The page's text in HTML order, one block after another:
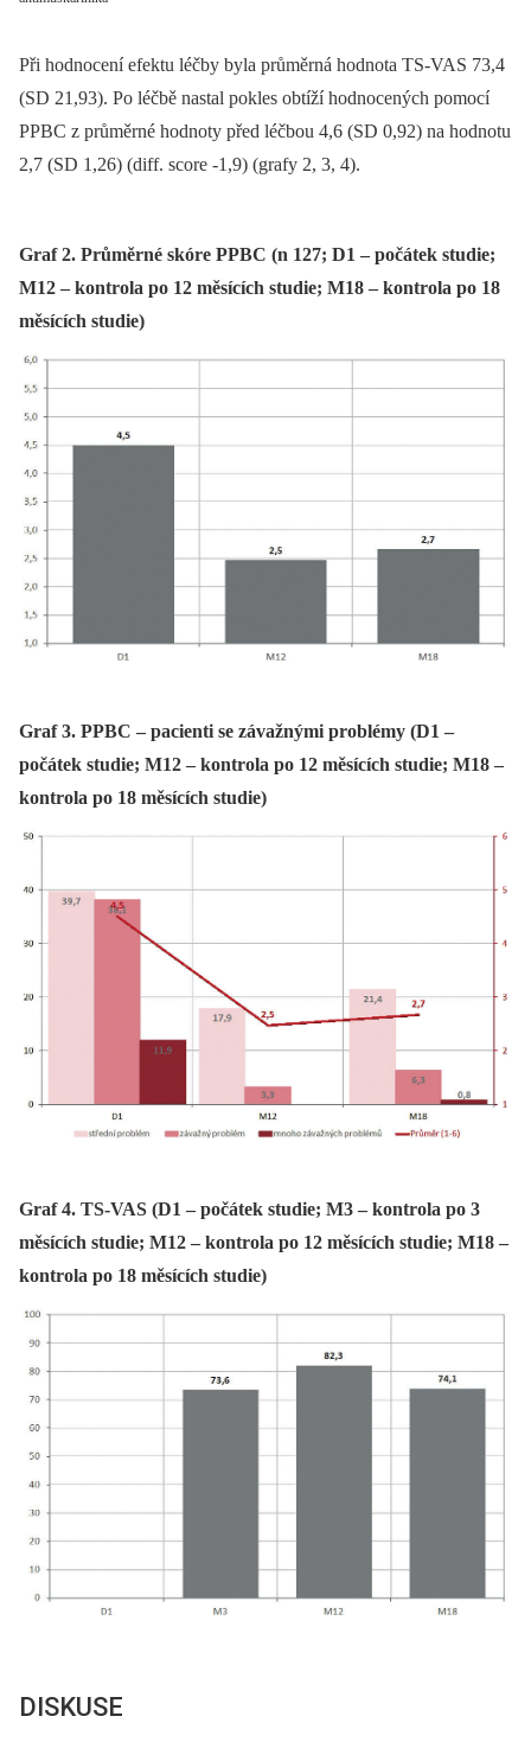
Při hodnocení efektu léčby byla průměrná hodnota TS-VAS 73,4
(SD 21,93). Po léčbě nastal pokles obtíží hodnocených pomocí
PPBC z průměrné hodnoty před léčbou 4,6 (SD 0,92) na hodnotu
2,7 (SD 1,26) (diff. score -1,9) (grafy 2, 3, 4).
Graf 2. Průměrné skóre PPBC (n 127; D1 – počátek studie;
M12 – kontrola po 12 měsících studie; M18 – kontrola po 18
měsících studie)
Graf 3. PPBC – pacienti se závažnými problémy (D1 –
počátek studie; M12 – kontrola po 12 měsících studie; M18 –
kontrola po 18 měsících studie)
Graf 4. TS-VAS (D1 – počátek studie; M3 – kontrola po 3
měsících studie; M12 – kontrola po 12 měsících studie; M18 –
kontrola po 18 měsících studie)
DISKUSE